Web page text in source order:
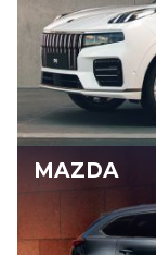
MAZDA